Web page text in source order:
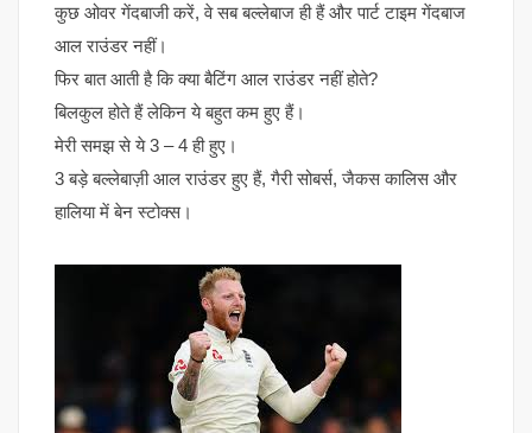
कुछ ओवर गेंदबाजी करें, वे सब बल्लेबाज ही हैं और पार्ट टाइम गेंदबाज
आल राउंडर नहीं।
फिर बात आती है कि क्या बैटिंग आल राउंडर नहीं होते?
बिलकुल होते हैं लेकिन ये बहुत कम हुए हैं।
मेरी समझ से ये 3 – 4 ही हुए।
3 बड़े बल्लेबाज़ी आल राउंडर हुए हैं, गैरी सोबर्स, जैकस कालिस और
हालिया में बेन स्टोक्स।